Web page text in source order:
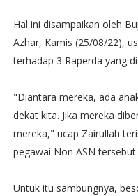
Hal ini disampaikan oleh
Azhar, Kamis (25/08/22),
terhadap 3 Raperda yang
"Diantara mereka, ada
dekat kita. Jika mereka
mereka," ucap Zairullah
pegawai Non ASN tersebut.
Untuk itu sambungnya,